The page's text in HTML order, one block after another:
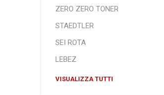
ZERO ZERO TONER
STAEDTLER
SEI ROTA
LEBEZ
VISUALIZZA TUTTI